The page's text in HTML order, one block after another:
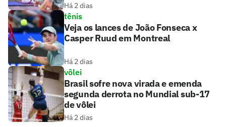
Há 2 dias
tênis
Veja os lances de João Fonseca x
Casper Ruud em Montreal
Há 2 dias
vôlei
Brasil sofre nova virada e emenda
segunda derrota no Mundial sub-17
de vôlei
Há 2 dias